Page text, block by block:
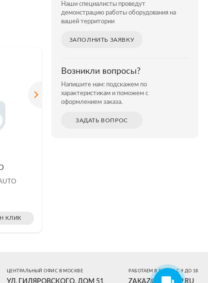
КЛИК
Наши специалисты проведут
демонстрацию работы оборудования на
вашей территории
ЗАПОЛНИТЬ ЗАЯВКУ
Возникли вопросы?
Напишите нам: подскажем по
характеристикам и поможем с
оформлением заказа.
ЗАДАТЬ ВОПРОС
ЦЕНТРАЛЬНЫЙ ОФИС В МОСКВЕ
УЛ. ГИЛЯРОВСКОГО, ДОМ 51
РАБОТАЕМ В БУДНИ С 9 ДО 18
ZAKAZ@ESKOMP.RU